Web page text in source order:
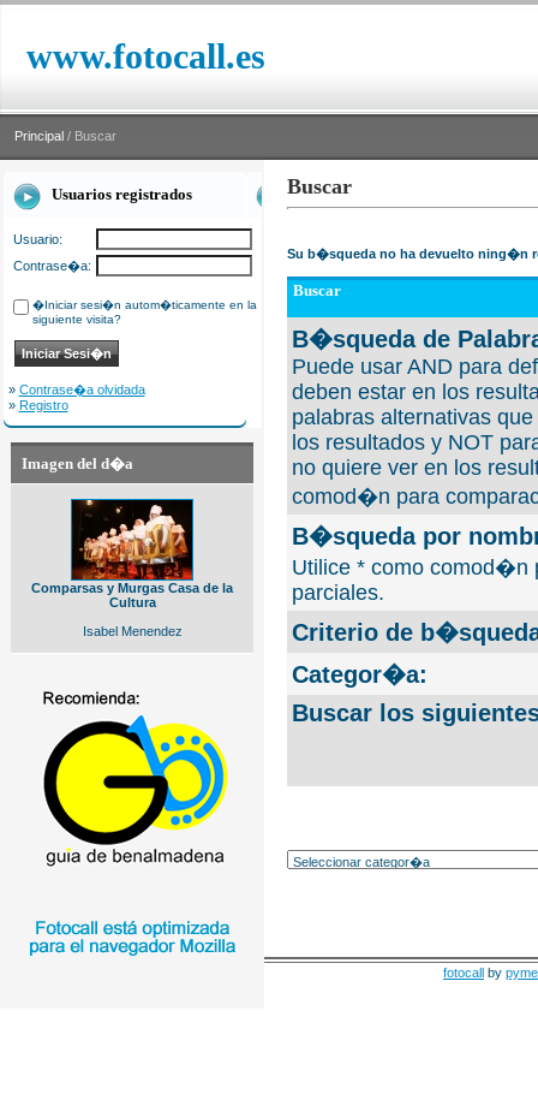
www.fotocall.es
Principal / Buscar
Usuarios registrados
Usuario:
Contrase�a:
�Iniciar sesi�n autom�ticamente en la
siguiente visita?
» Contrase�a olvidada
» Registro
Imagen del d�a
Comparsas y Murgas Casa de la
Cultura
Isabel Menendez
Buscar
Su b�squeda no ha devuelto ning�n
Buscar
B�squeda de
Puede usar AND para
deben estar en los
palabras alternativas
los resultados y NOT
no quiere ver en los
comod�n para
B�squeda por
Utilice * como comod�n
parciales.
Criterio de
Categor�a:
Buscar los
fotocall by